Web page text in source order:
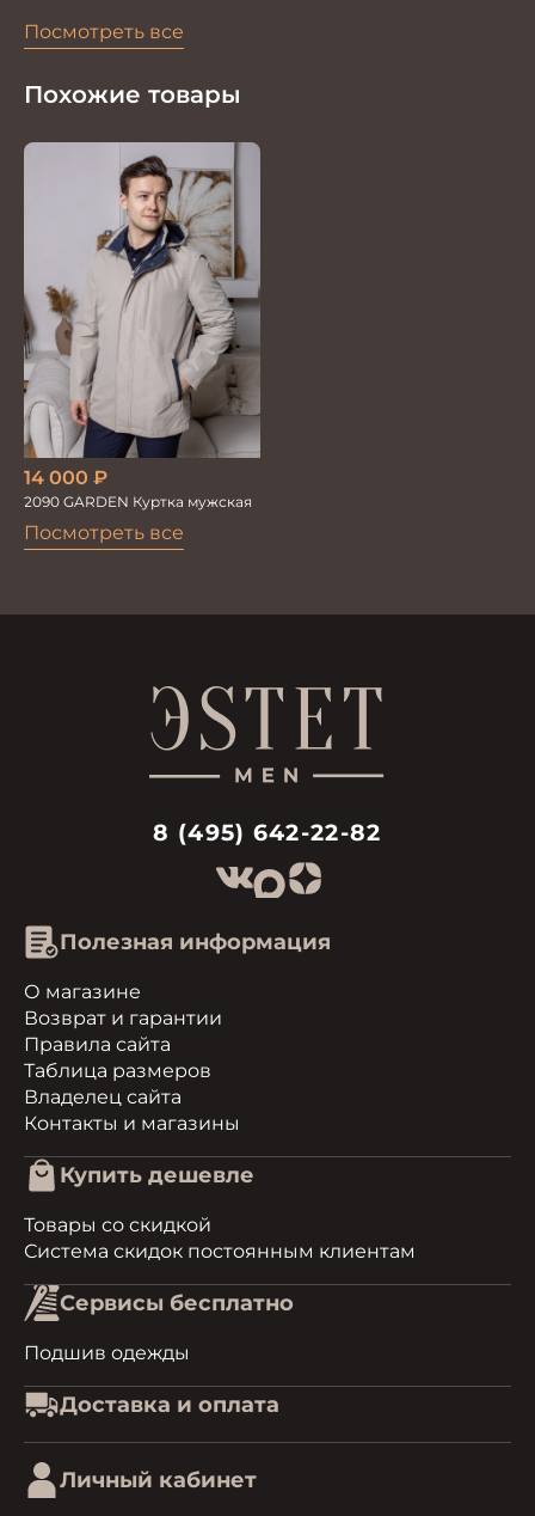
Посмотреть все
Похожие товары
Посмотреть все
14 000 ₽
2090 GARDEN Куртка мужская
8 (495) 642-22-82
Полезная информация
О магазине
Возврат и гарантии
Правила сайта
Таблица размеров
Владелец сайта
Контакты и магазины
Купить дешевле
Товары со скидкой
Система скидок постоянным клиентам
Сервисы бесплатно
Подшив одежды
Доставка и оплата
Личный кабинет